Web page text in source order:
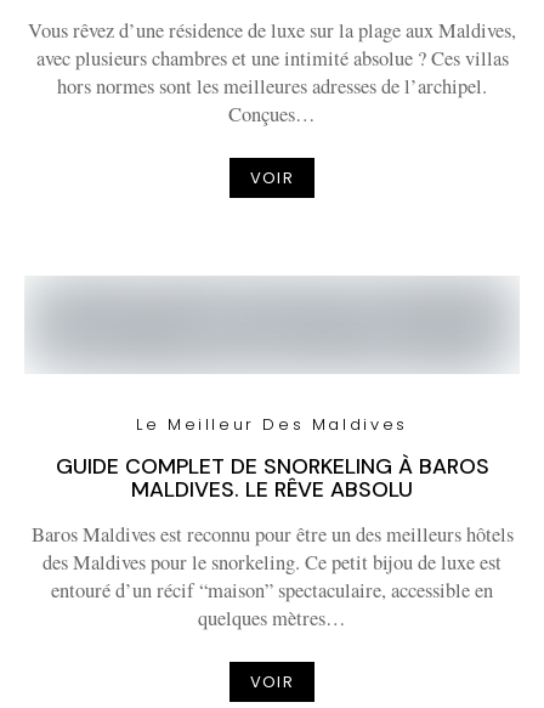
Vous rêvez d’une résidence de luxe sur la plage aux Maldives,
avec plusieurs chambres et une intimité absolue ? Ces villas
hors normes sont les meilleures adresses de l’archipel.
Conçues…
VOIR
Le Meilleur Des Maldives
GUIDE COMPLET DE SNORKELING À BAROS
MALDIVES. LE RÊVE ABSOLU
Baros Maldives est reconnu pour être un des meilleurs hôtels
des Maldives pour le snorkeling. Ce petit bijou de luxe est
entouré d’un récif “maison” spectaculaire, accessible en
quelques mètres…
VOIR